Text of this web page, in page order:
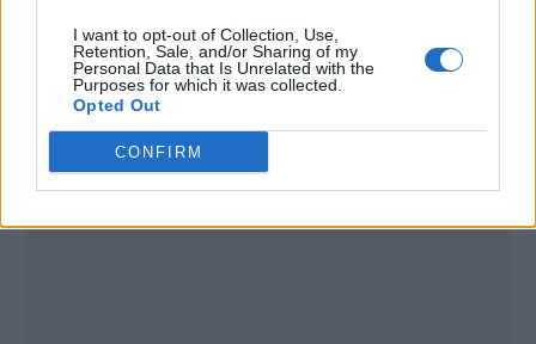
I want to opt-out of Collection, Use,
Retention, Sale, and/or Sharing of my
Personal Data that Is Unrelated with the
Purposes for which it was collected.
Opted Out
CONFIRM
Publicidad